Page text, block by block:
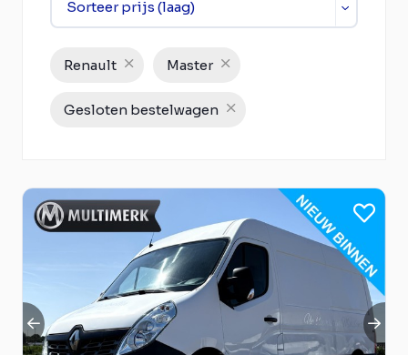
Renault Master
Gesloten bestelwagen